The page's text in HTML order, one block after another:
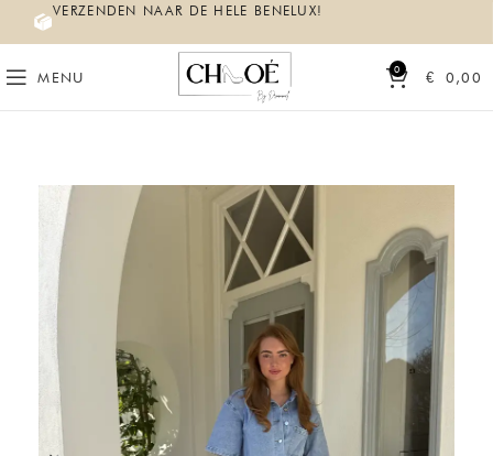
VERZENDEN NAAR DE HELE BENELUX!
MENU 0 € 0,00